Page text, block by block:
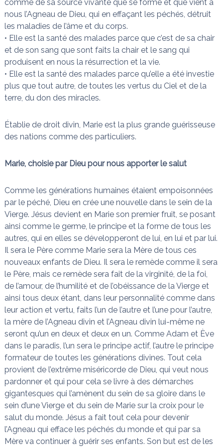
comme de sa source vivante que se forme et que vient à
nous l’Agneau de Dieu, qui en effaçant les péchés, détruit
les maladies de l’âme et du corps.
• Elle est la santé des malades parce que c’est de sa chair
et de son sang que sont faits la chair et le sang qui
produisent en nous la résurrection et la vie.
• Elle est la santé des malades parce qu’elle a été investie
plus que tout autre, de toutes les vertus du Ciel et de la
terre, du don des miracles.
Établie de droit divin, Marie est la plus grande guérisseuse
des nations comme des particuliers.
Marie, choisie par Dieu pour nous apporter le salut
Comme les générations humaines étaient empoisonnées
par le péché, Dieu en crée une nouvelle dans le sein de la
Vierge. Jésus devient en Marie son premier fruit, se posant
ainsi comme le germe, le principe et la forme de tous les
autres, qui en elles se développeront de lui, en lui et par lui.
Il sera le Père comme Marie sera la Mère de tous ces
nouveaux enfants de Dieu. Il sera le remède comme il sera
le Père, mais ce remède sera fait de la virginité, de la foi,
de l’amour, de l’humilité et de l’obéissance de la Vierge et
ainsi tous deux étant, dans leur personnalité comme dans
leur action et vertu, faits l’un de l’autre et l’une pour l’autre,
la mère de l’Agneau divin et l’Agneau divin lui-même ne
seront qu’un en deux et deux en un. Comme Adam et Ève
dans le paradis, l’un sera le principe actif, l’autre le principe
formateur de toutes les générations divines. Tout cela
provient de l’extrême miséricorde de Dieu, qui veut nous
pardonner et qui pour cela se livre à des démarches
gigantesques qui l’amènent du sein de sa gloire dans le
sein d’une Vierge et du sein de Marie sur la croix pour le
salut du monde. Jésus a fait tout cela pour devenir
l’Agneau qui efface les péchés du monde et qui par sa
Mère va continuer à guérir ses enfants. Son but est de les